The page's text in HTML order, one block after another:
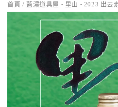
首頁 / 藍濃道具屋 - 里山 - 2023 出去